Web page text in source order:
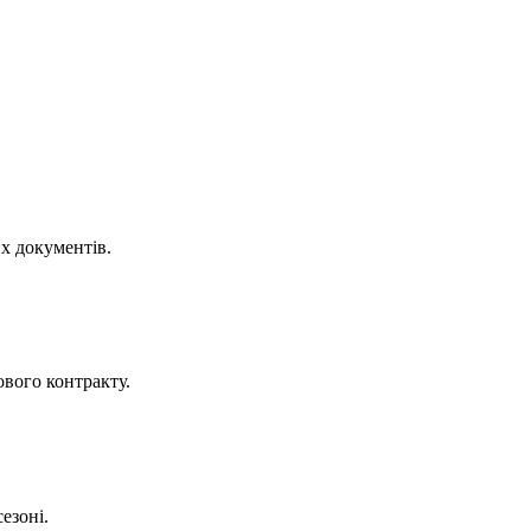
документів.
контракту.